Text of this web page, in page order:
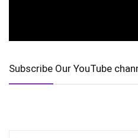
Subscribe Our YouTube